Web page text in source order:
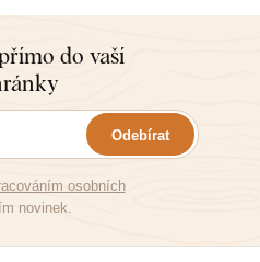
do vaší
Odebírat
osobních
novinek.